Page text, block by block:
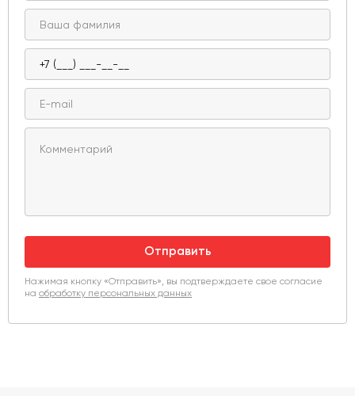
Отправить
Нажимая кнопку «Отправить», вы подтверждаете свое согласие
на обработку персональных данных